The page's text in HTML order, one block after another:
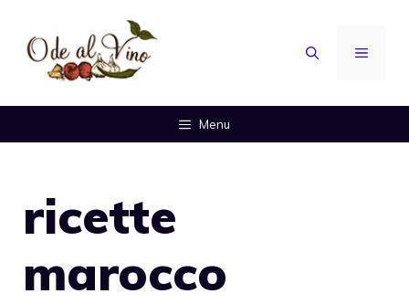
contenuto
MENU
Menu
ricette
marocco